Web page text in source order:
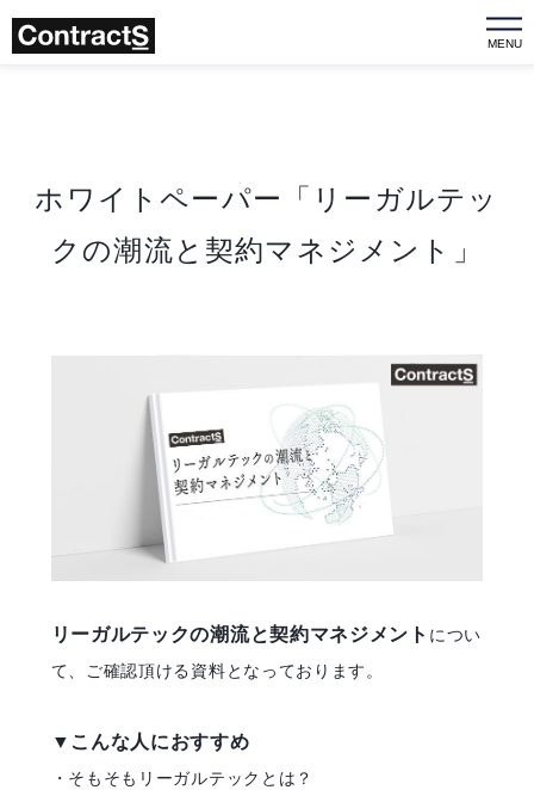
MENU
ホワイトペーパー「リーガルテッ
クの潮流と契約マネジメント」
リーガルテックの潮流と契約マネジメント につい
て、ご確認頂ける資料となっております。
▼こんな人におすすめ
・そもそもリーガルテックとは？